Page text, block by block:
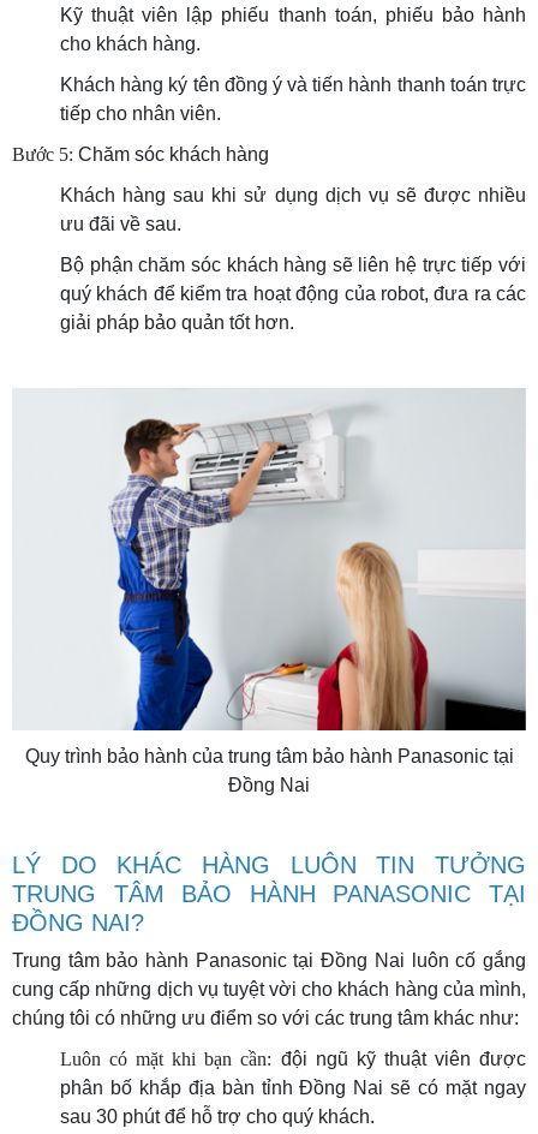
Kỹ thuật viên lập phiếu thanh toán, phiếu bảo hành
cho khách hàng.
Khách hàng ký tên đồng ý và tiến hành thanh toán trực
tiếp cho nhân viên.
Bước 5: Chăm sóc khách hàng
Khách hàng sau khi sử dụng dịch vụ sẽ được nhiều
ưu đãi về sau.
Bộ phận chăm sóc khách hàng sẽ liên hệ trực tiếp với
quý khách để kiểm tra hoạt động của robot, đưa ra các
giải pháp bảo quản tốt hơn.
Quy trình bảo hành của trung tâm bảo hành Panasonic tại
Đồng Nai
LÝ DO KHÁC HÀNG LUÔN TIN TƯỞNG
TRUNG TÂM BẢO HÀNH PANASONIC TẠI
ĐỒNG NAI?
Trung tâm bảo hành Panasonic tại Đồng Nai luôn cố gắng
cung cấp những dịch vụ tuyệt vời cho khách hàng của mình,
chúng tôi có những ưu điểm so với các trung tâm khác như:
Luôn có mặt khi bạn cần: đội ngũ kỹ thuật viên được
phân bố khắp địa bàn tỉnh Đồng Nai sẽ có mặt ngay
sau 30 phút để hỗ trợ cho quý khách.